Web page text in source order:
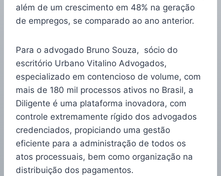
além de um crescimento em 48% na geração
de empregos, se comparado ao ano anterior.
Para o advogado Bruno Souza, sócio do
escritório Urbano Vitalino Advogados,
especializado em contencioso de volume, com
mais de 180 mil processos ativos no Brasil, a
Diligente é uma plataforma inovadora, com
controle extremamente rígido dos advogados
credenciados, propiciando uma gestão
eficiente para a administração de todos os
atos processuais, bem como organização na
distribuição dos pagamentos.